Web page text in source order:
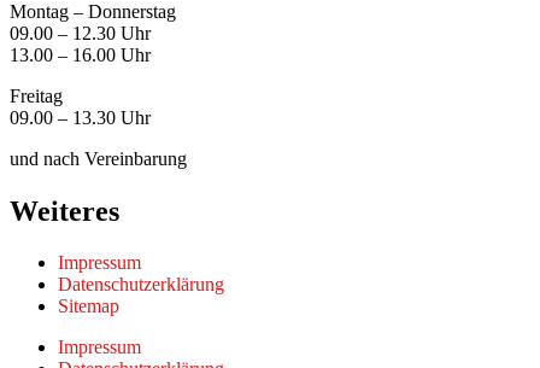
Montag – Donnerstag
09.00 – 12.30 Uhr
13.00 – 16.00 Uhr
Freitag
09.00 – 13.30 Uhr
und nach Vereinbarung
Weiteres
Impressum
Datenschutz­erklärung
Sitemap
Impressum